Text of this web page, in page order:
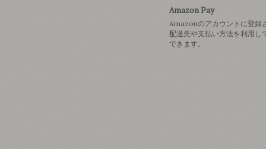
Amazon Pay
Amazonのアカウントに登録
配送先や支払い方法を利用し
できます。